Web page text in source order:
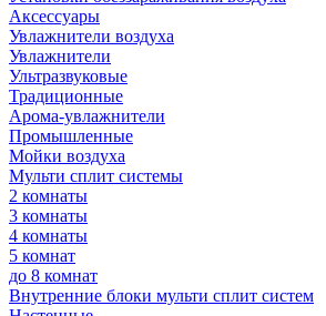
Аксессуары
Увлажнители воздуха
Увлажнители
Ультразвуковые
Традиционные
Арома-увлажнители
Промышленные
Мойки воздуха
Мульти сплит системы
2 комнаты
3 комнаты
4 комнаты
5 комнат
до 8 комнат
Внутренние блоки мульти сплит систем